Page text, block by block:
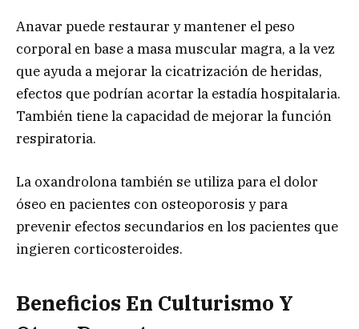
Anavar puede restaurar y mantener el peso
corporal en base a masa muscular magra, a la vez
que ayuda a mejorar la cicatrización de heridas,
efectos que podrían acortar la estadía hospitalaria.
También tiene la capacidad de mejorar la función
respiratoria.
La oxandrolona también se utiliza para el dolor
óseo en pacientes con osteoporosis y para
prevenir efectos secundarios en los pacientes que
ingieren corticosteroides.
Beneficios En Culturismo Y